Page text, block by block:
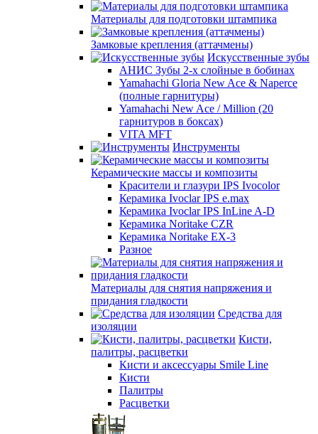
Материалы для подготовки штампика
Замковые крепления (аттачмены)
Искусственные зубы
АНИС Зубы 2-х слойные в бобинах
Yamahachi Gloria New Ace & Naperce
(полные гарнитуры)
Yamahachi New Ace / Million (20
гарнитуров в боксах)
VITA MFT
Инструменты
Керамические массы и композиты
Красители и глазури IPS Ivocolor
Керамика Ivoclar IPS e.max
Керамика Ivoclar IPS InLine A-D
Керамика Noritake CZR
Керамика Noritake EX-3
Разное
Материалы для снятия напряжения и
придания гладкости
Средства для
изоляции
Кисти,
палитры, расцветки
Кисти и аксессуары Smile Line
Кисти
Палитры
Расцветки